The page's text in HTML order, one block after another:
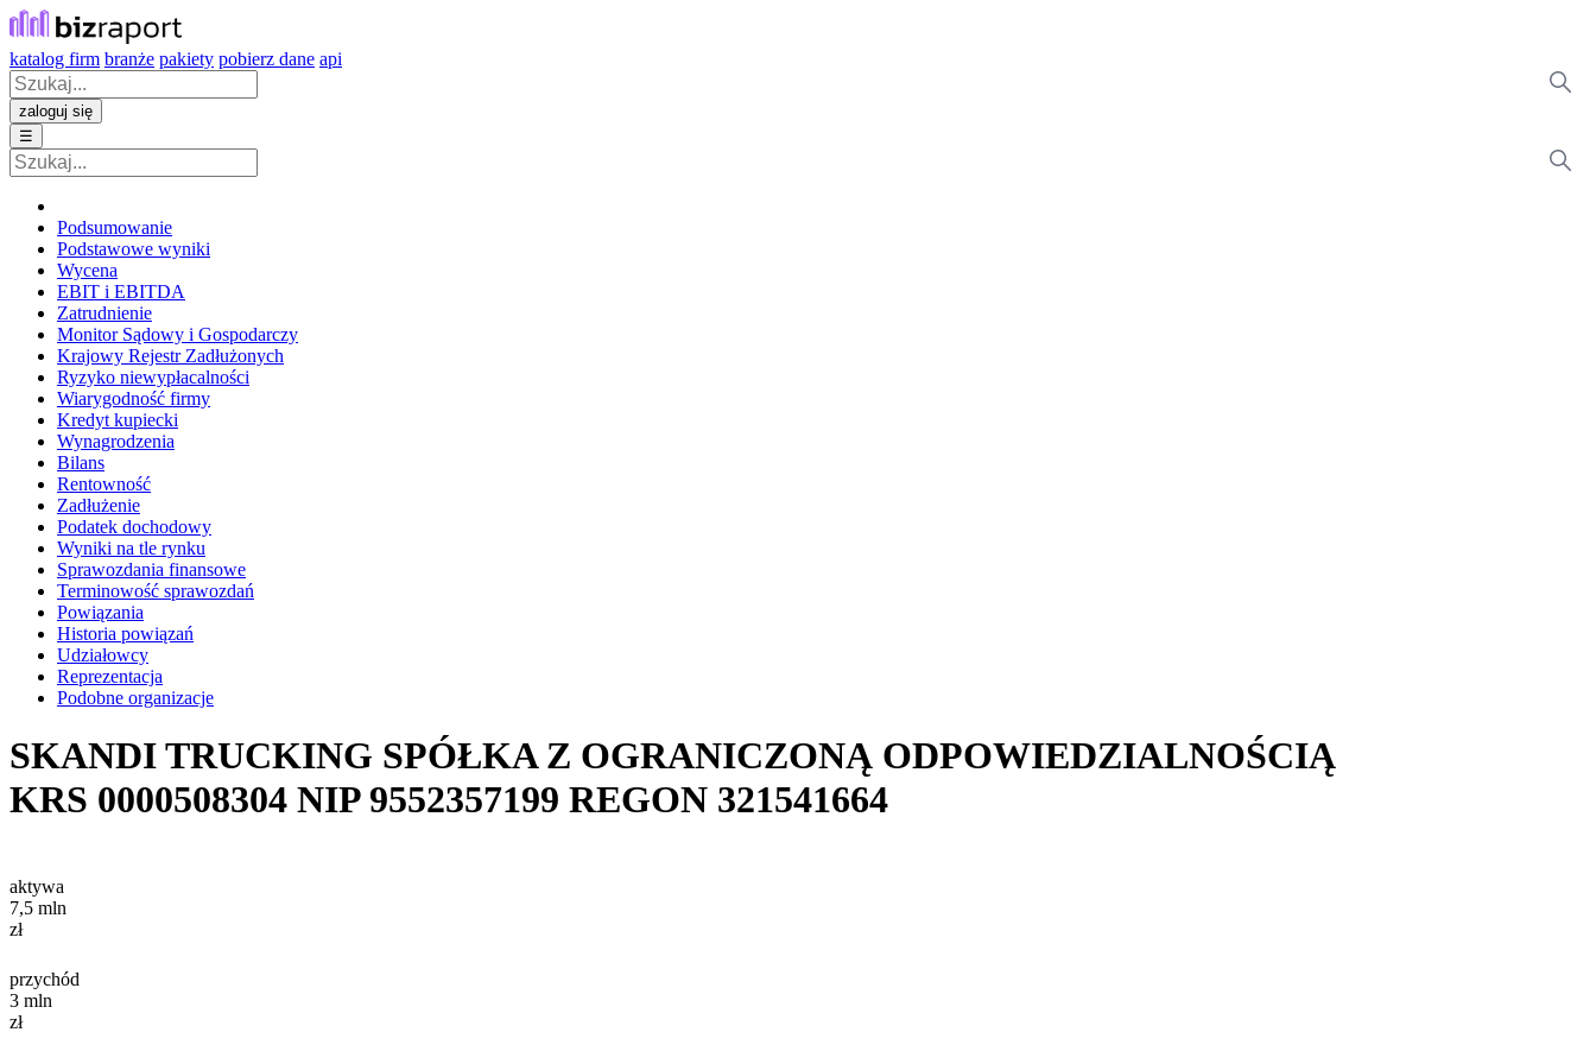
katalog firm branże pakiety pobierz dane api
zaloguj się
☰
Podsumowanie
Podstawowe wyniki
Wycena
EBIT i EBITDA
Zatrudnienie
Monitor Sądowy i Gospodarczy
Krajowy Rejestr Zadłużonych
Ryzyko niewypłacalności
Wiarygodność firmy
Kredyt kupiecki
Wynagrodzenia
Bilans
Rentowność
Zadłużenie
Podatek dochodowy
Wyniki na tle rynku
Sprawozdania finansowe
Terminowość sprawozdań
Powiązania
Historia powiązań
Udziałowcy
Reprezentacja
Podobne organizacje
SKANDI TRUCKING SPÓŁKA Z OGRANICZONĄ ODPOWIEDZIALNOŚCIĄ
KRS 0000508304 NIP 9552357199 REGON 321541664
aktywa
7,5 mln
zł
przychód
3 mln
zł